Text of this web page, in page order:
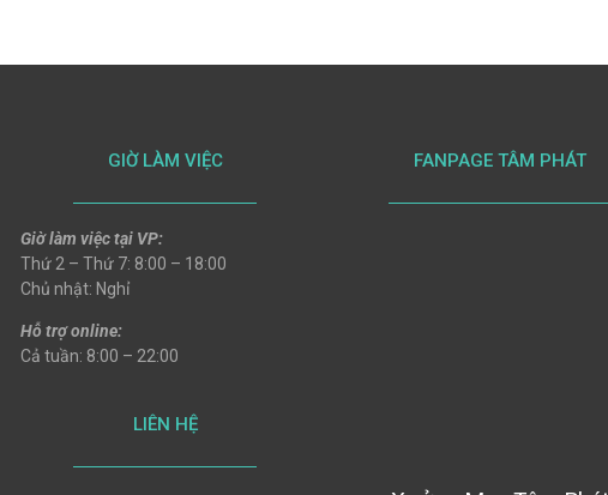
GIỜ LÀM VIỆC
Giờ làm việc tại VP:
Thứ 2 – Thứ 7: 8:00 – 18:00
Chủ nhật: Nghỉ
Hỗ trợ online:
Cả tuần: 8:00 – 22:00
LIÊN HỆ
FANPAGE TÂM PHÁT